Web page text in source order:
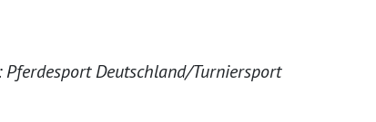
Pferdesport Deutschland/Turniersport